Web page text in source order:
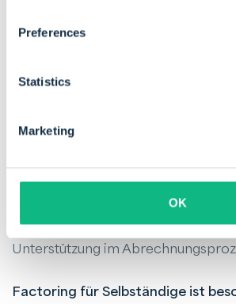
Preferences
Statistics
Marketing
OK
Wann sollte man sich
oder automatisiertes
Als Selbständiger möchten Sie
konzentrieren – nicht auf das
Zahlungen. Dennoch kann es
Unterstützung im
Factoring für Selbständige ist